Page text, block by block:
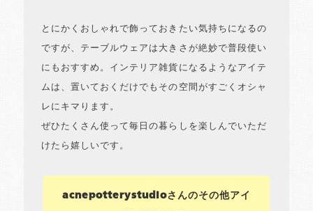
とにかくおしゃれで飾っておきたい気持ちになるの
ですが、テーブルウェアは大きさが絶妙で普段使い
にもおすすめ。インテリア雑貨になるようなアイテ
ムは、置いておくだけでもその空間がすごくオシャ
レにキマります。
ぜひたくさん使って毎日の暮らしを楽しんでいただ
けたら嬉しいです。
acnepotterystudioさんのその他アイ